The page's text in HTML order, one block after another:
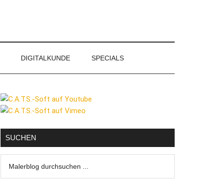
DIGITALKUNDE SPECIALS
Seitenspalte
SUCHEN
durchsuchen